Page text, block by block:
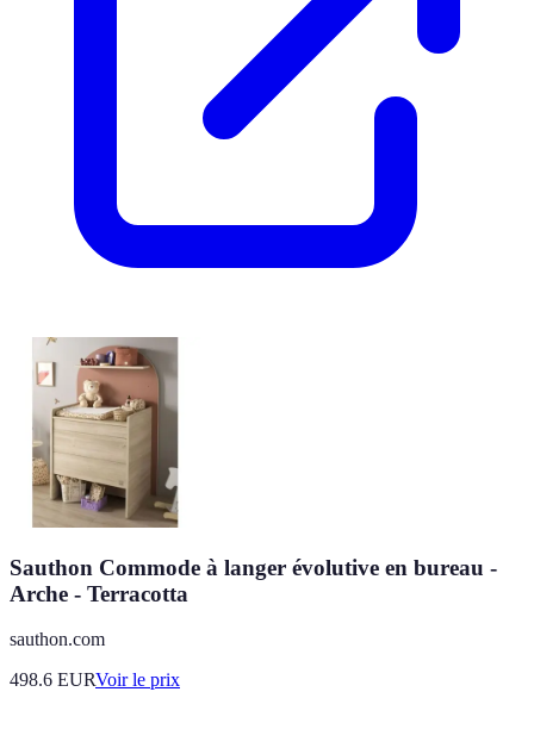
Sauthon Commode à langer évolutive en bureau -
Arche - Terracotta
sauthon.com
498.6 EURVoir le prix